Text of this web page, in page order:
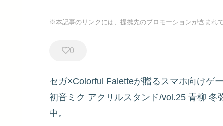
※本記事のリンクには、提携先のプロモーションが含まれ
0
セガ×Colorful Paletteが贈るスマホ向けゲ
初音ミク アクリルスタンド/vol.25 青柳
中。